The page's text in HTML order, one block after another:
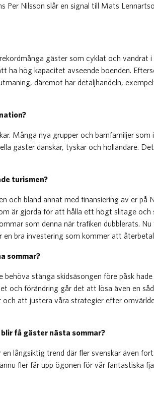
Per Nilsson slår en signal till Mats
gäster som cyklat och vandrat i
ha hög kapacitet avseende boenden.
däremot har detaljhandeln,
Många nya grupper och barnfamiljer
gäster danskar, tyskar och holländare.
turismen?
och bland annat med finansiering av er på
är gjorda för att hålla ett högt slitage och
som denna när trafiken dubblerats.
bra investering som kommer att
sommar?
stänga skidsäsongen före påsk
och förändring går det att lösa även en
att justera våra strategier efter
få gäster nästa sommar?
långsiktig trend där fler svenskar även
fler får upp ögonen för vår fantastiska